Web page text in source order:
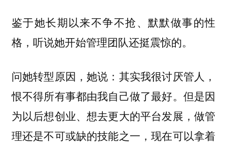
鉴于她长期以来不争不抢、默默做事的性
格，听说她开始管理团队还挺震惊的。
问她转型原因，她说：其实我很讨厌管人，
恨不得所有事都由我自己做了最好。但是因
为以后想创业、想去更大的平台发展，做管
理还是不可或缺的技能之一，现在可以拿着